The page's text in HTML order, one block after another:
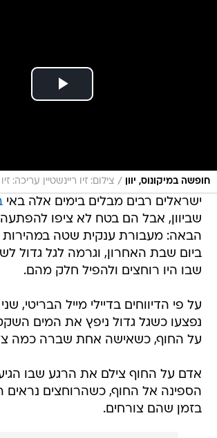
חופשה במיקונוס, יוון / צילום: זיו ריינשטיין עריכה:
ישראלים רבים מבלים בימים אלה באי
שביוון, אבל הם בטח לא ציפו
הבאה: מעבורת ענקית שטה במהירות
ביום שבת האחרון, וגרמה לגל גדול
שבו היו רוחצים ולהפיל חלק מהם.
על פי הדיווחים בדיילי מייל הבריטי,
נפצעו כשגל גדול ניפץ את המים
על החוף, כשאישה אחת שברה כמה
אדם על החוף צילם את הרגע שבו
הספינה אל החוף, כשהרוחצים נראים
בזמן שהם צורחים.